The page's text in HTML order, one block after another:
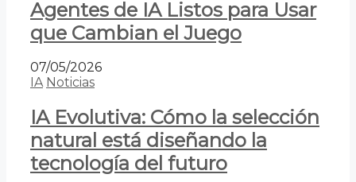
Agentes de IA Listos para Usar
que Cambian el Juego
07/05/2026
IA Noticias
IA Evolutiva: Cómo la selección
natural está diseñando la
tecnología del futuro